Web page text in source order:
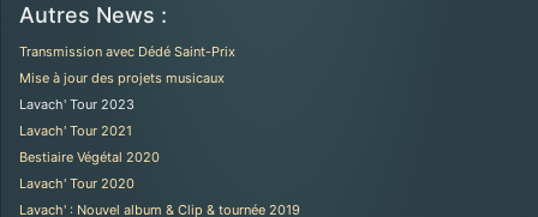
Autres News :
Transmission avec Dédé Saint-Prix
Mise à jour des projets musicaux
Lavach' Tour 2023
Lavach' Tour 2021
Bestiaire Végétal 2020
Lavach' Tour 2020
Lavach' : Nouvel album & Clip & tournée 2019